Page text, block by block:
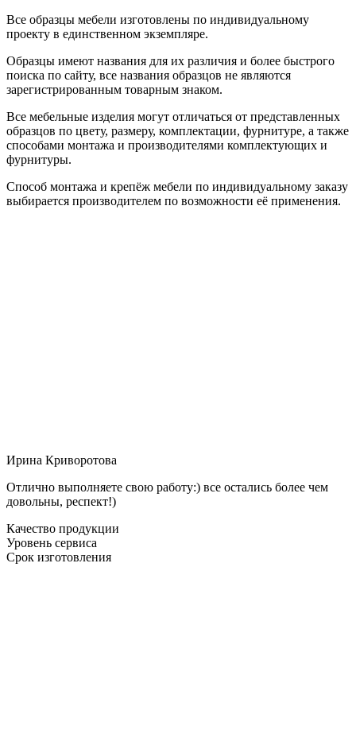
Все образцы мебели изготовлены по индивидуальному
проекту в единственном экземпляре.
Образцы имеют названия для их различия и более быстрого
поиска по сайту, все названия образцов не являются
зарегистрированным товарным знаком.
Все мебельные изделия могут отличаться от представленных
образцов по цвету, размеру, комплектации, фурнитуре, а также
способами монтажа и производителями комплектующих и
фурнитуры.
Способ монтажа и крепёж мебели по индивидуальному заказу
выбирается производителем по возможности её применения.
Ирина Криворотова
Отлично выполняете свою работу:) все остались более чем
довольны, респект!)
Качество продукции
Уровень сервиса
Срок изготовления